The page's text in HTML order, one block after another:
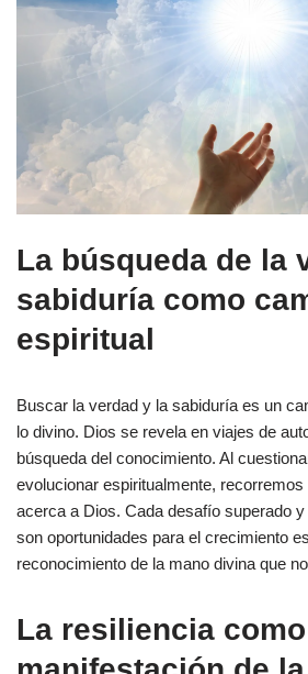
La búsqueda de la
sabiduría como
espiritual
Buscar la verdad y la sabiduría es un
lo divino. Dios se revela en viajes de
búsqueda del conocimiento. Al
evolucionar espiritualmente,
acerca a Dios. Cada desafío superado
son oportunidades para el crecimiento
reconocimiento de la mano divina que
La resiliencia como